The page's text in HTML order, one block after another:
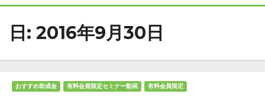
日: 2016年9月30日
おすすめ助成金 有料会員限定セミナー動画 有料会員限定